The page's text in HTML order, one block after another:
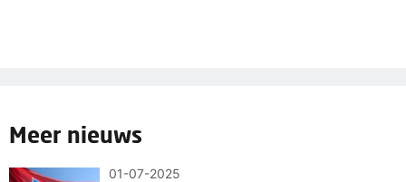
Meer nieuws
01-07-2025